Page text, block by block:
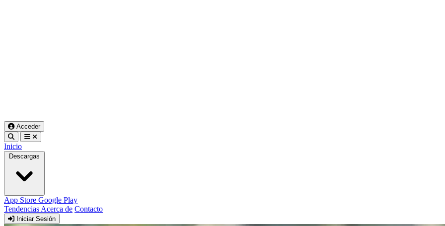
Acceder
Inicio
Descargas
App Store Google Play
Tendencias Acerca de Contacto
Iniciar Sesión